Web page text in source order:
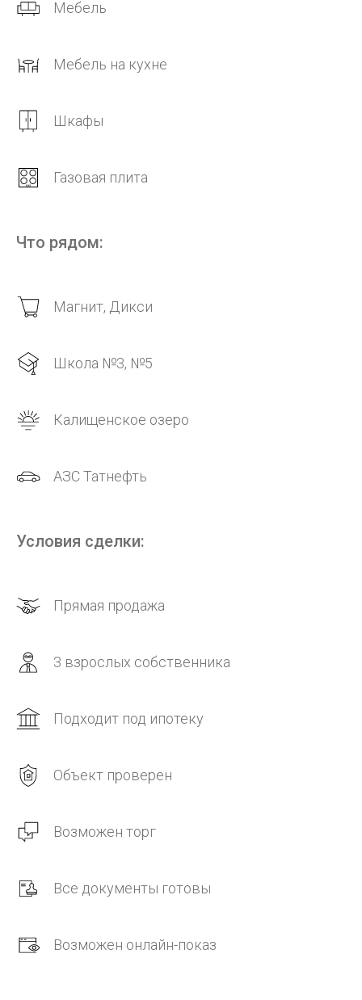
Мебель
Мебель на кухне
Шкафы
Газовая плита
Что рядом:
Магнит, Дикси
Школа №3, №5
Калищенское озеро
АЗС Татнефть
Условия сделки:
Прямая продажа
3 взрослых собственника
Подходит под ипотеку
Объект проверен
Возможен торг
Все документы готовы
Возможен онлайн-показ